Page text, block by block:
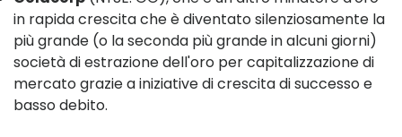
in rapida crescita che è diventato silenziosamente la
più grande (o la seconda più grande in alcuni giorni)
società di estrazione dell'oro per capitalizzazione di
mercato grazie a iniziative di crescita di successo e
basso debito.